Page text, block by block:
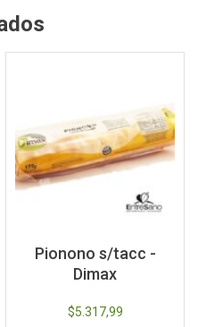
Pionono s/tacc -
Dimax
$5.317,99